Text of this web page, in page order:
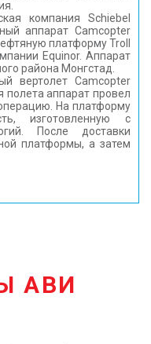
компания Schiebel
аппарат Camcopter
платформу Troll
Equinor. Аппарат
района Монгстад.
вертолет Camcopter
полета аппарат провел
На платформу
изготовленную с
После доставки
платформы, а затем
АВИ